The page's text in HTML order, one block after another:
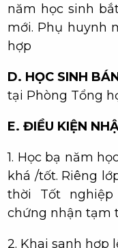
năm học sinh
mới. Phụ huynh
hợp
D. HỌC SINH
tại Phòng Tổng
E. ĐIỀU KIỆN
1. Học bạ năm
khá /tốt. Riêng
thời Tốt
chứng nhận tạm
2. Khai sanh hợp